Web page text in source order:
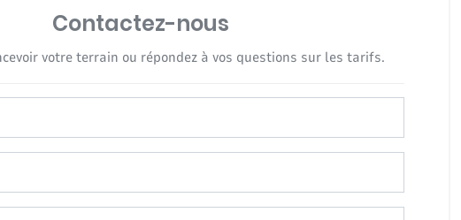
Contactez-nous
votre terrain ou répondez à vos questions sur les tarifs.